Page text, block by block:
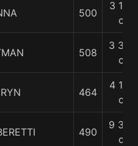
500
3 1/2
c
508
3 3/4
c
464
4 1/2
c
490
9 3/4
c